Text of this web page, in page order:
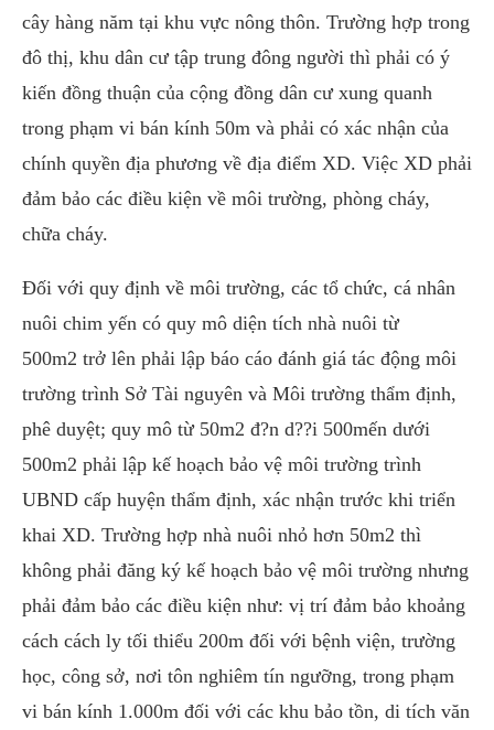
cây hàng năm tại khu vực nông thôn. Trường hợp trong
đô thị, khu dân cư tập trung đông người thì phải có ý
kiến đồng thuận của cộng đồng dân cư xung quanh
trong phạm vi bán kính 50m và phải có xác nhận của
chính quyền địa phương về địa điểm XD. Việc XD phải
đảm bảo các điều kiện về môi trường, phòng cháy,
chữa cháy.
Đối với quy định về môi trường, các tổ chức, cá nhân
nuôi chim yến có quy mô diện tích nhà nuôi từ
500m2 trở lên phải lập báo cáo đánh giá tác động môi
trường trình Sở Tài nguyên và Môi trường thẩm định,
phê duyệt; quy mô từ 50m2 đ?n d??i 500mến dưới
500m2 phải lập kế hoạch bảo vệ môi trường trình
UBND cấp huyện thẩm định, xác nhận trước khi triển
khai XD. Trường hợp nhà nuôi nhỏ hơn 50m2 thì
không phải đăng ký kế hoạch bảo vệ môi trường nhưng
phải đảm bảo các điều kiện như: vị trí đảm bảo khoảng
cách cách ly tối thiểu 200m đối với bệnh viện, trường
học, công sở, nơi tôn nghiêm tín ngưỡng, trong phạm
vi bán kính 1.000m đối với các khu bảo tồn, di tích văn